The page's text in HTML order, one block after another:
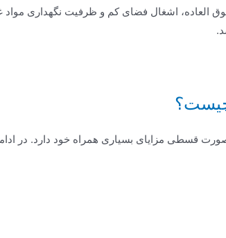
العاده، اشغال فضای کم و ظرفیت نگهداری
قسطی مزایای بسیاری همراه خود دارد. در